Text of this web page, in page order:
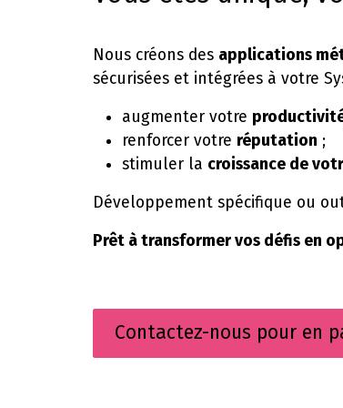
Nous créons des applications
sécurisées et intégrées à votre
augmenter votre
renforcer votre réputation ;
stimuler la croissance de
Développement spécifique ou
Prêt à transformer vos défis en
Contactez-nous pour en